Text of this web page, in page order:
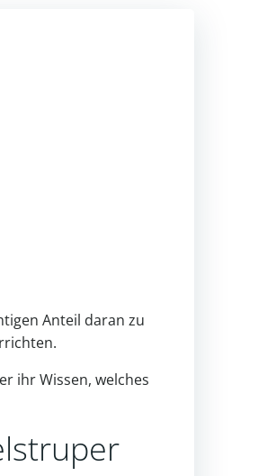
Anteil daran zu
ihr Wissen, welches